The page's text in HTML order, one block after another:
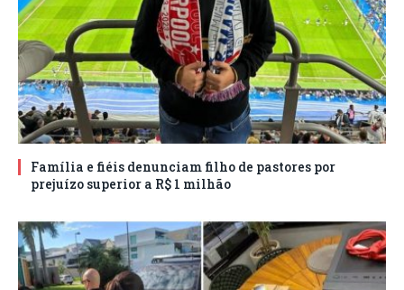
Família e fiéis denunciam filho de pastores por
prejuízo superior a R$ 1 milhão